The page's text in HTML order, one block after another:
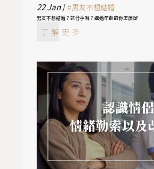
22Jan /#男友不想結婚
男友不想結婚？該分手嗎？適婚年齡的你怎麼辦
了解更多